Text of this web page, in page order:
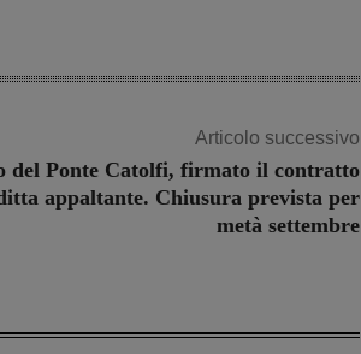
Articolo successivo
del Ponte Catolfi, firmato il contratto
appaltante. Chiusura prevista per
metà settembre